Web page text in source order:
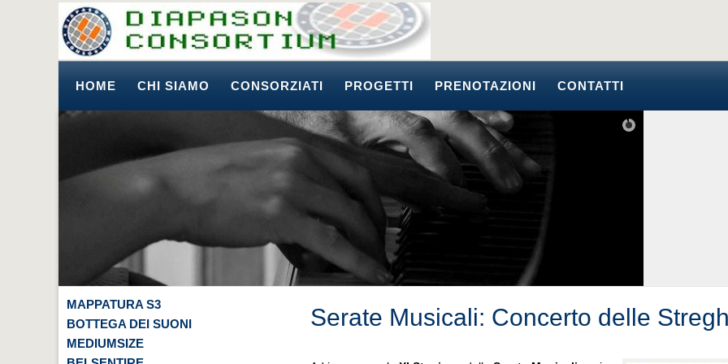
HOME CHI SIAMO CONSORZIATI PROGETTI PRENOTAZIONI CONTATTI
MAPPATURA S3
BOTTEGA DEI SUONI
MEDIUMSIZE
Serate Musicali: Concerto delle